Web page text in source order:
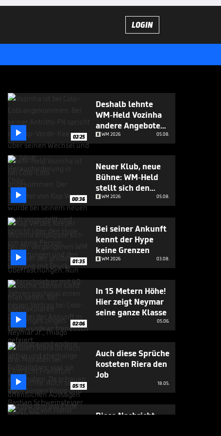
LOGIN
 02:25
Deshalb lehnte
WM-Held Vozinha
andere Angebote
abWM 2026 05.08.
 00:36
Neuer Klub, neue
Bühne: WM-Held
stellt sich den
Fragen
WM 2026 05.08.
 01:35
Bei seiner Ankunft
kennt der Hype
keine Grenzen
WM 2026 03.08.
 02:06
In 15 Metern Höhe!
Hier zeigt Neymar
seine ganze Klasse
05.06.
 05:15
Auch diese Sprüche
kosteten Riera den
Job
18.05.
Diese Nachricht